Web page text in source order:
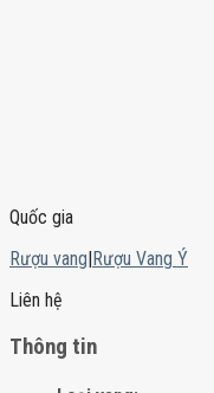
Quốc gia
Rượu vang|Rượu Vang Ý
Liên hệ
Thông tin